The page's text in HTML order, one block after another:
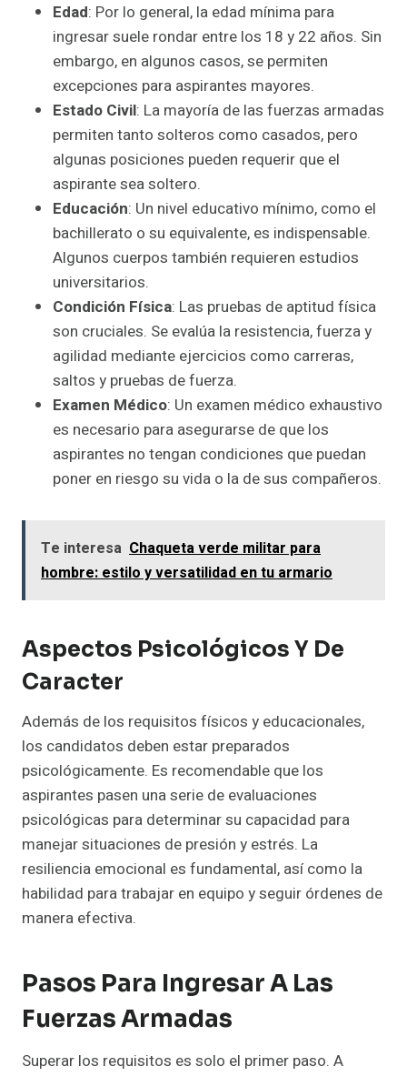
Edad: Por lo general, la edad mínima para
ingresar suele rondar entre los 18 y 22 años. Sin
embargo, en algunos casos, se permiten
excepciones para aspirantes mayores.
Estado Civil: La mayoría de las fuerzas armadas
permiten tanto solteros como casados, pero
algunas posiciones pueden requerir que el
aspirante sea soltero.
Educación: Un nivel educativo mínimo, como el
bachillerato o su equivalente, es indispensable.
Algunos cuerpos también requieren estudios
universitarios.
Condición Física: Las pruebas de aptitud física
son cruciales. Se evalúa la resistencia, fuerza y
agilidad mediante ejercicios como carreras,
saltos y pruebas de fuerza.
Examen Médico: Un examen médico exhaustivo
es necesario para asegurarse de que los
aspirantes no tengan condiciones que puedan
poner en riesgo su vida o la de sus compañeros.
Te interesa Chaqueta verde militar para
hombre: estilo y versatilidad en tu armario
Aspectos Psicológicos Y De
Caracter
Además de los requisitos físicos y educacionales,
los candidatos deben estar preparados
psicológicamente. Es recomendable que los
aspirantes pasen una serie de evaluaciones
psicológicas para determinar su capacidad para
manejar situaciones de presión y estrés. La
resiliencia emocional es fundamental, así como la
habilidad para trabajar en equipo y seguir órdenes de
manera efectiva.
Pasos Para Ingresar A Las
Fuerzas Armadas
Superar los requisitos es solo el primer paso. A